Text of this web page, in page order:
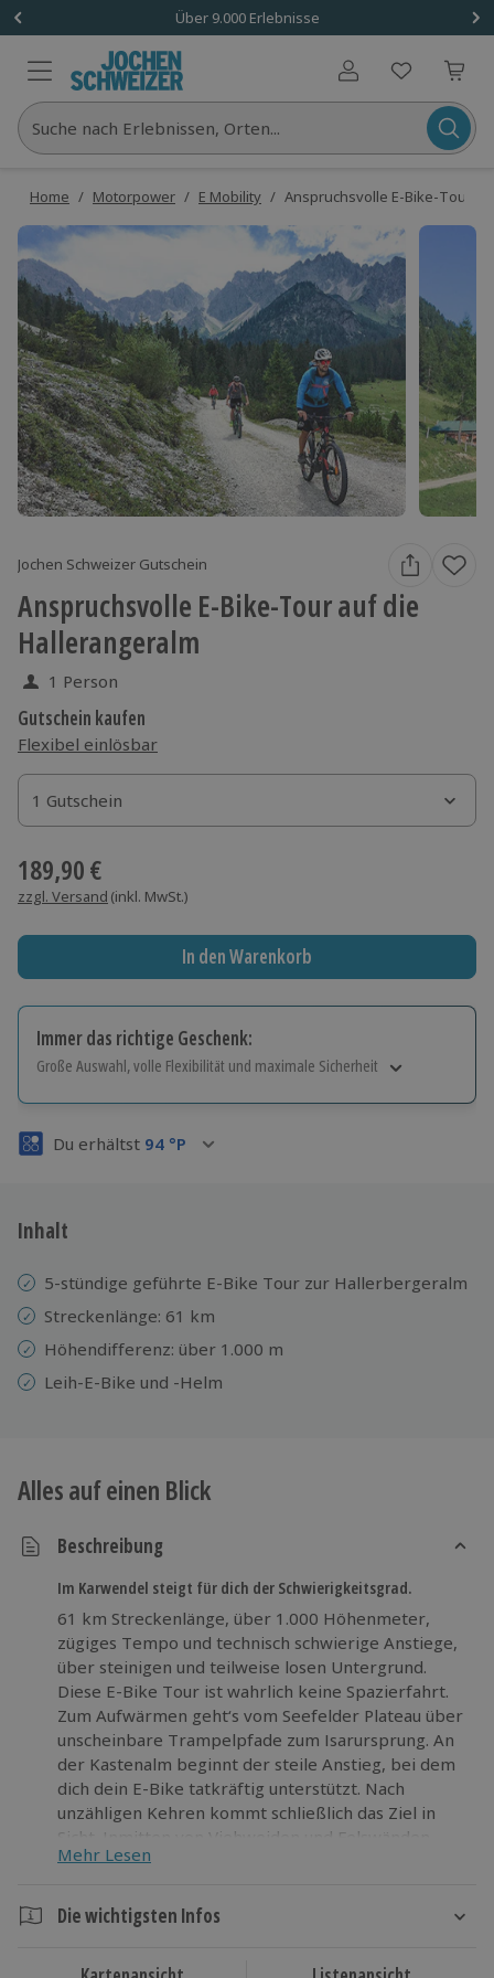
Über 9.000 Erlebnisse
Benutzerkonto
Suche nach Erlebnissen, Orten...
Home / Motorpower / E Mobility / Anspruchsvolle E-Bike-Tour
Jochen Schweizer Gutschein
Anspruchsvolle E-Bike-Tour auf die
Hallerangeralm
1 Person
Gutschein kaufen
Flexibel einlösbar
1 Gutschein
1 Gutschein
1 Gutschein
189,90 €
zzgl. Versand (inkl. MwSt.)
In den Warenkorb
Immer das richtige Geschenk:
Große Auswahl, volle Flexibilität und maximale Sicherheit
Volle Flexibilität
3 Jahre gültig & verlängerbar.
Du erhältst 94 °P
Inhalt
5-stündige geführte E-Bike Tour zur Hallerbergeralm
Streckenlänge: 61 km
Höhendifferenz: über 1.000 m
Leih-E-Bike und -Helm
Alles auf einen Blick
Beschreibung
Im Karwendel steigt für dich der Schwierigkeitsgrad.
61 km Streckenlänge, über 1.000 Höhenmeter,
zügiges Tempo und technisch schwierige Anstiege,
über steinigen und teilweise losen Untergrund.
Diese E-Bike Tour ist wahrlich keine Spazierfahrt.
Zum Aufwärmen geht‘s vom Seefelder Plateau über
unscheinbare Trampelpfade zum Isarursprung. An
der Kastenalm beginnt der steile Anstieg, bei dem
dich dein E-Bike tatkräftig unterstützt. Nach
unzähligen Kehren kommt schließlich das Ziel in
Sicht. Inmitten von Viehweiden und Felswänden
liegt auf einer kleinen Anhöhe das Haupthaus der
Nimm mit dem E-Bike auch die steilen Aufstiege
Mehr Lesen
Die wichtigsten Infos